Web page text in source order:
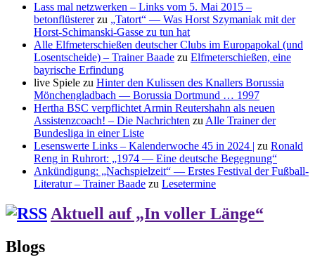
Lass mal netzwerken – Links vom 5. Mai 2015 –
betonflüstererzu „Tatort“ — Was Horst Szymaniak mit der
Horst-Schimanski-Gasse zu tun hat
Alle Elfmeterschießen deutscher Clubs im Europapokal (und
Losentscheide) – Trainer Baade zu Elfmeterschießen, eine
bayrische Erfindung
live Spiele zu Hinter den Kulissen des Knallers Borussia
Mönchengladbach — Borussia Dortmund … 1997
Hertha BSC verpflichtet Armin Reutershahn als neuen
Assistenzcoach! – Die Nachrichten zu Alle Trainer der
Bundesliga in einer Liste
Lesenswerte Links – Kalenderwoche 45 in 2024 | zu Ronald
Reng in Ruhrort: „1974 — Eine deutsche Begegnung“
Ankündigung: „Nachspielzeit“ — Erstes Festival der Fußball-
Literatur – Trainer Baade zu Lesetermine
Aktuell auf „In voller Länge“
Blogs